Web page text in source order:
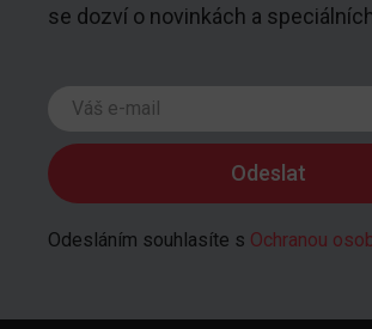
se dozví o novinkách a
Odesláním souhlasíte s Ochranou